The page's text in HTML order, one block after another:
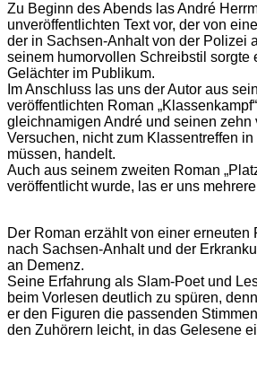
Zu Beginn des Abends las André
unveröffentlichten Text vor, der von
der in Sachsen-Anhalt von der Polizei
seinem humorvollen Schreibstil sorgte
Gelächter im Publikum.
Im Anschluss las uns der Autor aus
veröffentlichten Roman
gleichnamigen André und seinen zehn
Versuchen, nicht zum Klassentreffen
müssen, handelt.
Auch aus seinem zweiten Roman
veröffentlicht wurde, las er uns
Der Roman erzählt von einer erneuten
nach Sachsen-Anhalt und der
an Demenz.
Seine Erfahrung als Slam-Poet und
beim Vorlesen deutlich zu spüren,
er den Figuren die passenden
den Zuhörern leicht, in das Gelesene